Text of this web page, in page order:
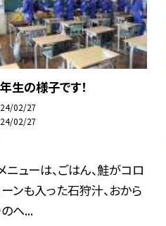
生の様子です！
02/27
02/27
ニューは、ごはん、鮭がコロ
ーンも入った石狩汁、おから
のヘ...